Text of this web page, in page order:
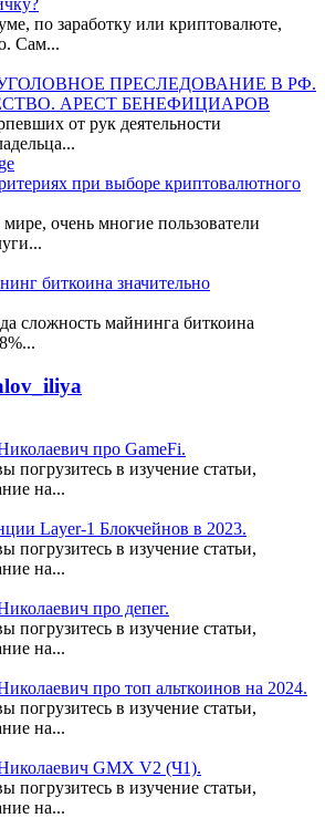
по заработку или криптовалюте,
Сам...
УГОЛОВНОЕ ПРЕСЛЕДОВАНИЕ В РФ.
АРЕСТ БЕНЕФИЦИАРОВ
от рук деятельности
при выборе криптовалютного
очень многие пользователи
биткоина значительно
сложность майнинга биткоина
про GameFi.
погрузитесь в изучение статьи,
на...
Layer-1 Блокчейнов в 2023.
погрузитесь в изучение статьи,
на...
про депег.
погрузитесь в изучение статьи,
на...
про топ альткоинов на 2024.
погрузитесь в изучение статьи,
на...
GMX V2 (Ч1).
погрузитесь в изучение статьи,
на...